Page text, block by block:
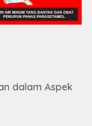
dalam Aspek